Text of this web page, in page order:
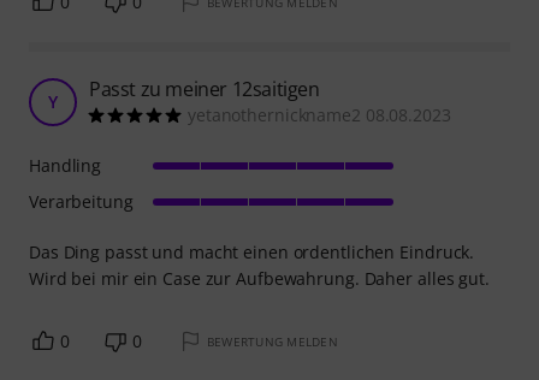
Y Passt zu meiner 12saitigen
yetanothernickname2 08.08.2023
Das Ding passt und macht einen ordentlichen Eindruck.
Wird bei mir ein Case zur Aufbewahrung. Daher alles gut.
Handling
Verarbeitung
0 0 BEWERTUNG MELDEN